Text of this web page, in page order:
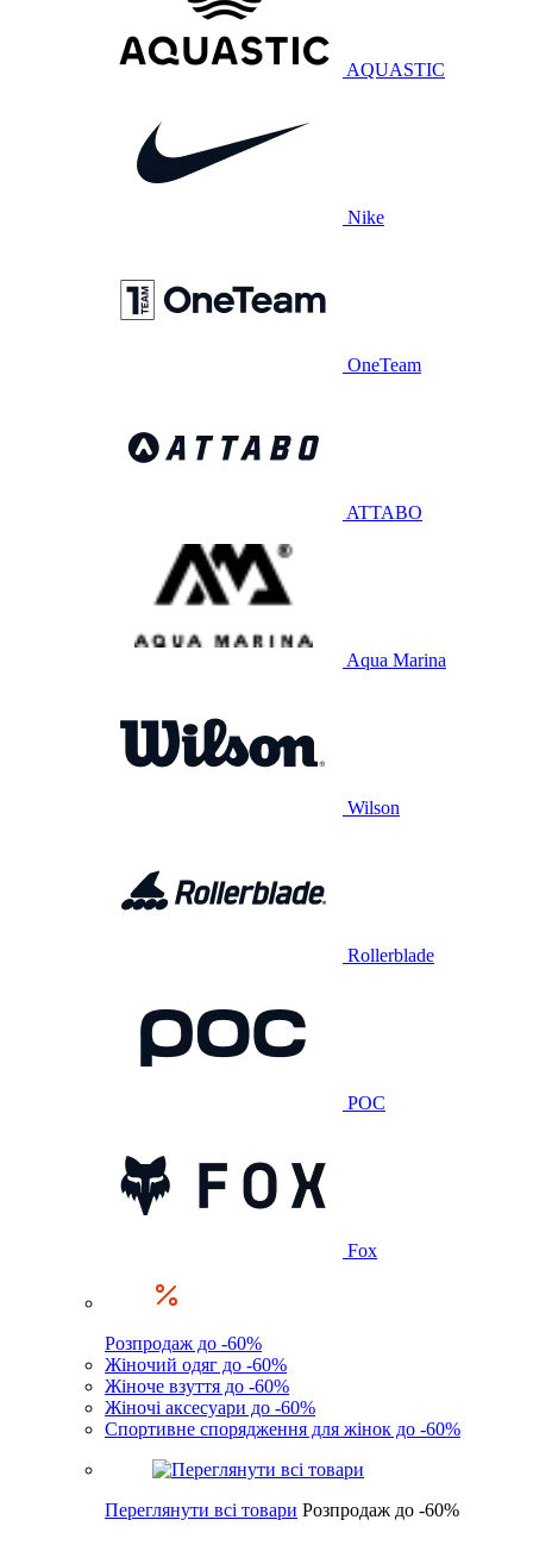
AQUASTIC
Nike
OneTeam
ATTABO
Aqua Marina
Wilson
Rollerblade
POC
Fox
Розпродаж до -60%
Жіночий одяг до -60%
Жіноче взуття до -60%
Жіночі аксесуари до -60%
Спортивне спорядження для жінок до -60%
Переглянути всі товари Розпродаж до -60%